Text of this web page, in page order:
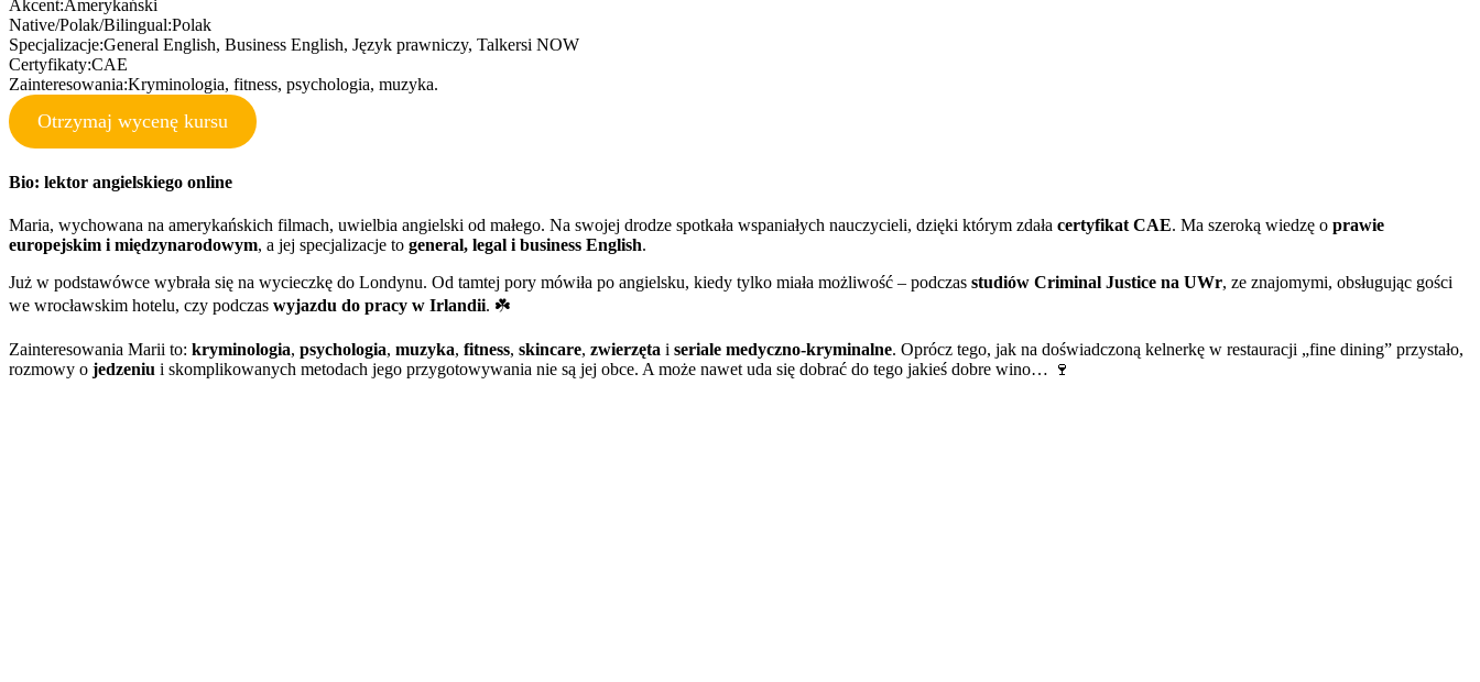
Akcent:Amerykański
Native/Polak/Bilingual:Polak
Specjalizacje:General English, Business English, Język prawniczy, Talkersi NOW
Certyfikaty:CAE
Zainteresowania:Kryminologia, fitness, psychologia, muzyka.
Otrzymaj wycenę kursu
Bio: lektor angielskiego online
Maria, wychowana na amerykańskich filmach, uwielbia angielski od małego. Na swojej drodze spotkała wspaniałych nauczycieli, dzięki którym zdała certyfikat CAE. Ma szeroką wiedzę o prawie
europejskim i międzynarodowym, a jej specjalizacje to general, legal i business English.
Już w podstawówce wybrała się na wycieczkę do Londynu. Od tamtej pory mówiła po angielsku, kiedy tylko miała możliwość – podczas studiów Criminal Justice na UWr, ze znajomymi, obsługując gości
we wrocławskim hotelu, czy podczas wyjazdu do pracy w Irlandii. ☘️
Zainteresowania Marii to: kryminologia, psychologia, muzyka, fitness, skincare, zwierzęta i seriale medyczno-kryminalne. Oprócz tego, jak na doświadczoną kelnerkę w restauracji „fine dining” przystało,
rozmowy o jedzeniu i skomplikowanych metodach jego przygotowywania nie są jej obce. A może nawet uda się dobrać do tego jakieś dobre wino… 🍷